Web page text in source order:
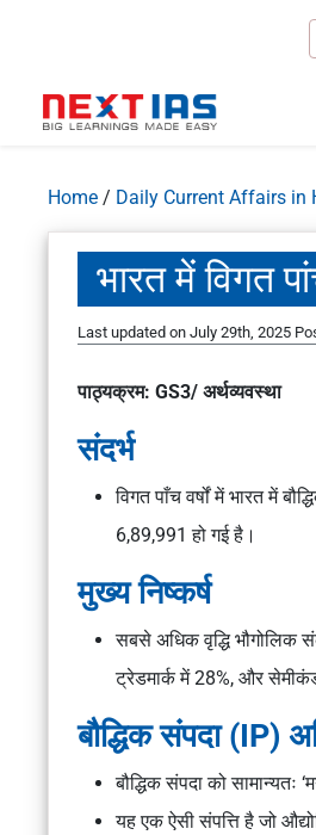
Home / Daily Current Affairs in
भारत में विगत
Last updated on July 29th, 2025
पाठ्यक्रम: GS3/ अर्थव्यवस्था
संदर्भ
विगत पाँच वर्षों में भारत में
6,89,991 हो गई है।
मुख्य निष्कर्ष
सबसे अधिक वृद्धि भौगोलिक
ट्रेडमार्क में 28%, और
बौद्धिक संपदा (IP)
बौद्धिक संपदा को सामान्यतः
यह एक ऐसी संपत्ति है जो